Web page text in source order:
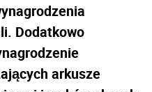
Dodatkowo
arkusze